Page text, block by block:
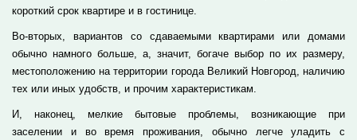
короткий срок квартире и в гостинице.
Во-вторых, вариантов со сдаваемыми квартирами или домами
обычно намного больше, а, значит, богаче выбор по их размеру,
местоположению на территории города Великий Новгород, наличию
тех или иных удобств, и прочим характеристикам.
И, наконец, мелкие бытовые проблемы, возникающие при
заселении и во время проживания, обычно легче уладить с